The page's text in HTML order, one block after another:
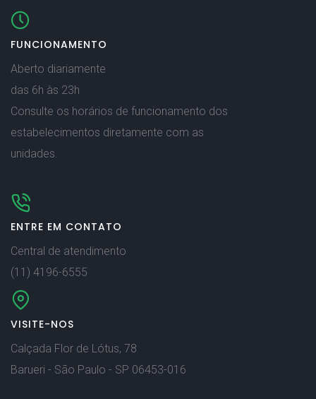
FUNCIONAMENTO
Aberto diariamente
das 6h às 23h
Consulte os horários de funcionamento dos
estabelecimentos diretamente com as
unidades.
ENTRE EM CONTATO
Central de atendimento
(11) 4196-6555
VISITE-NOS
Calçada Flor de Lótus, 78
Barueri - São Paulo - SP 06453-016